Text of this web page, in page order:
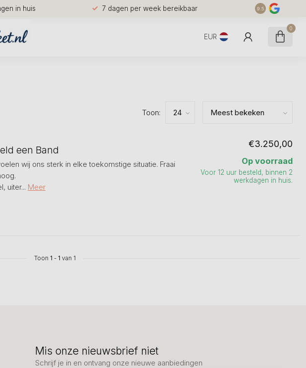
in huis 7 dagen per week bereikbaar 9.5
EUR
0
Toon:
een Band
wij ons sterk in elke toekomstige situatie. Fraai
uiter... Meer
€3.250,00
Op voorraad
Voor 12 uur besteld, binnen 2
werkdagen in huis.
Toon 1 - 1 van 1
Mis onze nieuwsbrief niet
Schrijf je in en ontvang onze nieuwe aanbiedingen